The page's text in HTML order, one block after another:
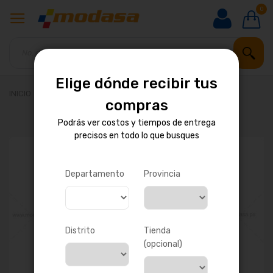
0
FILTRO DE COMBUSTIBLE
Elige dónde recibir tus
compras
Podrás ver costos y tiempos de entrega
precisos en todo lo que busques
Departamento Provincia
Distrito
Tienda
(opcional)